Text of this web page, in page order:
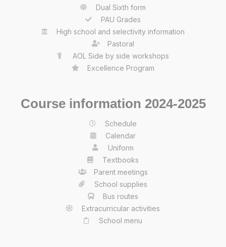
Dual Sixth form
PAU Grades
High school and selectivity information
Pastoral
AOL Side by side workshops
Excellence Program
Course information 2024-2025
Schedule
Calendar
Uniform
Textbooks
Parent meetings
School supplies
Bus routes
Extracurricular activities
School menu